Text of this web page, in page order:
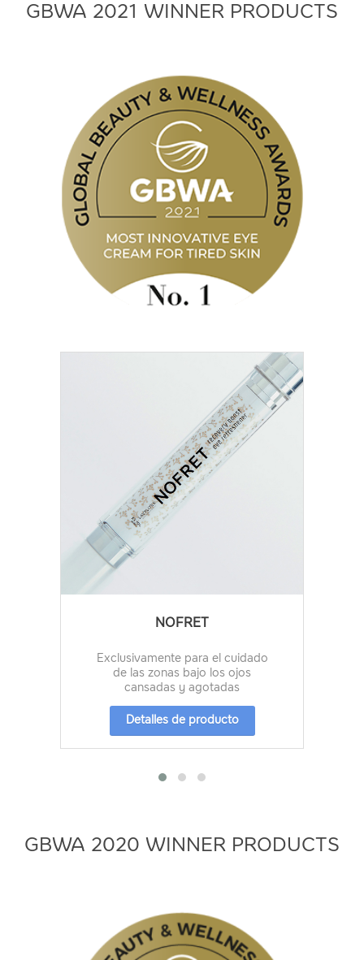
GBWA 2021 WINNER PRODUCTS
NOFRET
Exclusivamente para el cuidado
de las zonas bajo los ojos
cansadas y agotadas
Detalles de producto
GBWA 2020 WINNER PRODUCTS